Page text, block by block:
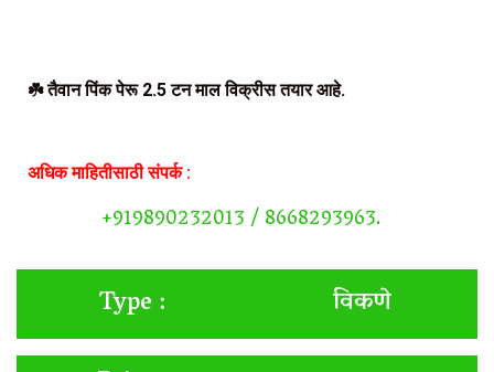
☘️ तैवान पिंक पेरू 2.5 टन माल विक्रीस तयार आहे.
अधिक माहितीसाठी संपर्क :
+919890232013 / 8668293963.
Type :
विकणे